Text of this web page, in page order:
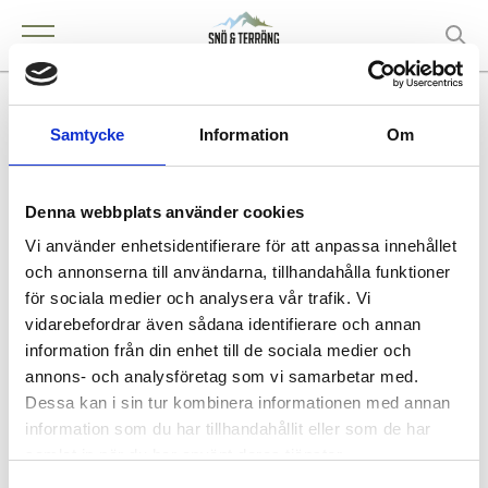
Samtycke Information Om
Denna webbplats använder cookies
Vi använder enhetsidentifierare för att anpassa innehållet
och annonserna till användarna, tillhandahålla funktioner
för sociala medier och analysera vår trafik. Vi
vidarebefordrar även sådana identifierare och annan
information från din enhet till de sociala medier och
annons- och analysföretag som vi samarbetar med.
Dessa kan i sin tur kombinera informationen med annan
information som du har tillhandahållit eller som de har
Falks Lantbruksmaskiner AB
KÖPING
Köpa och äga terrängfordon
Köpa och äga terrängfordon
Fordonstyper snöskotrar
Fordonstyper fyrhjulingar